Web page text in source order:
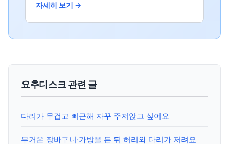
자세히 보기 →
요추디스크 관련 글
다리가 무겁고 뻐근해 자꾸 주저앉고 싶어요
무거운 장바구니·가방을 든 뒤 허리와 다리가 저려요